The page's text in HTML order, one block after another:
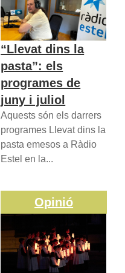
“Llevat dins la
pasta”: els
programes de
juny i juliol
Aquests són els darrers
programes Llevat dins la
pasta emesos a Ràdio
Estel en la...
Opinió